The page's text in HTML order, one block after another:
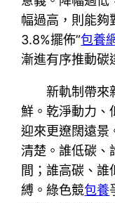
幅過高，則能夠
3.8%擺佈”包養
漸進有序推動碳
新軌制帶來
鮮。乾淨動力、
迎來更遼闊遠景
清楚。誰低碳、
間；誰高碳、誰
縛。綠色競包養